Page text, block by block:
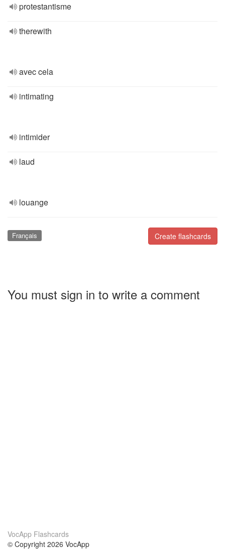
protestantisme
therewith
avec cela
intimating
intimider
laud
louange
Create flashcards
Français
You must sign in to write a comment
VocApp Flashcards
© Copyright 2026 VocApp